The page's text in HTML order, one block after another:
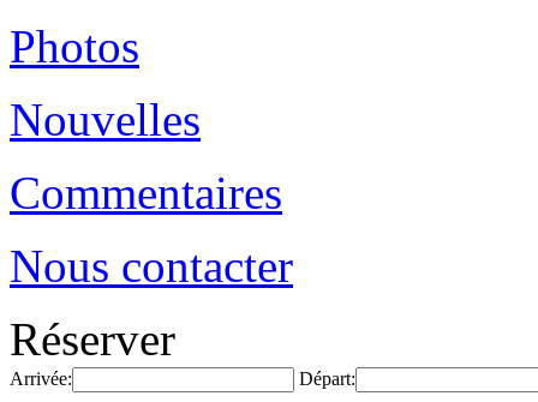
Photos
Nouvelles
Commentaires
Nous contacter
Réserver
Arrivée: Départ: